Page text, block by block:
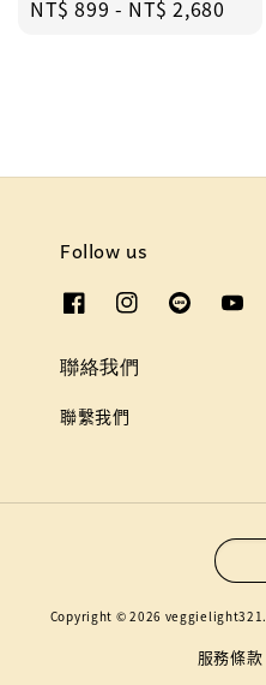
Regular
NT$ 899 - NT$ 2,680
Follow us
聯絡我們
聯繫我們
Copyright © 2026 veggielight321.
服務條款